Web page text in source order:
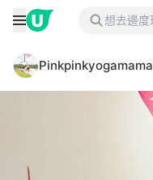
Pinkpinkyogamama